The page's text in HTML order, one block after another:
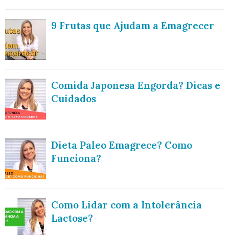
9 Frutas que Ajudam a Emagrecer
Comida Japonesa Engorda? Dicas e
Cuidados
Dieta Paleo Emagrece? Como
Funciona?
Como Lidar com a Intolerância
Lactose?